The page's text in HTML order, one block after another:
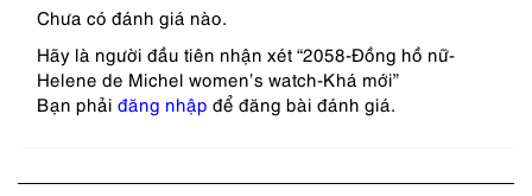
Chưa có đánh giá nào.
Hãy là người đầu tiên nhận xét “2058-Đồng hồ nữ-
Helene de Michel women’s watch-Khá mới”
Bạn phải đăng nhập để đăng bài đánh giá.